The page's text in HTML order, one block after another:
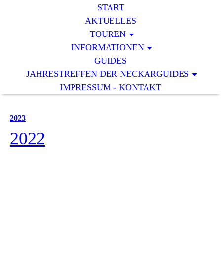
START
AKTUELLES
TOUREN
INFORMATIONEN
GUIDES
JAHRESTREFFEN DER NECKARGUIDES
IMPRESSUM - KONTAKT
2023
2022